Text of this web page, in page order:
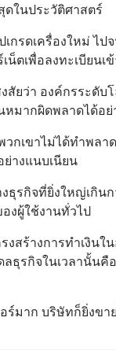
ดในประวัติศาสตร์
กรดเครื่องใหม่ ไป
น็ตเพื่อลงทะเบียนเ
สัยว่า องค์กรระดับ
มากผิดพลาดได้อย่
กเขาไม่ได้ทำพลา
างแนบเนียน
ธุรกิจที่ยิ่งใหญ่เกิน
งผู้ใช้งานทั่วไป
สร้างการทำเงินใ
ลธุรกิจในเวลานั้น
ร์มาก บริษัทก็ยิ่งขา